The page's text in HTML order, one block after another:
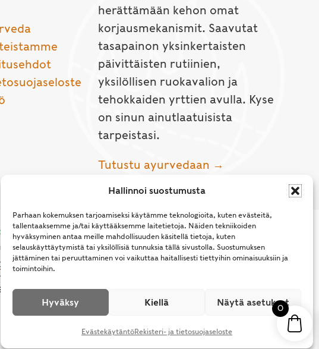
Hallinnoi suostumusta
Parhaan kokemuksen tarjoamiseksi käytämme teknologioita, kuten evästeitä,
tallentaaksemme ja/tai käyttääksemme laitetietoja. Näiden tekniikoiden
hyväksyminen antaa meille mahdollisuuden käsitellä tietoja, kuten
selauskäyttäytymistä tai yksilöllisiä tunnuksia tällä sivustolla. Suostumuksen
jättäminen tai peruuttaminen voi vaikuttaa haitallisesti tiettyihin ominaisuuksiin ja
toimintoihin.
Hyväksy Kiellä Näytä asetukset
EvästekäytäntöRekisteri- ja tietosuojaseloste
herättämään kehon omat
korjausmekanismit. Saavutat
tasapainon yksinkertaisten
päivittäisten rutiinien,
yksilöllisen ruokavalion ja
tehokkaiden yrttien avulla. Kyse
on sinun ainutlaatuisista
tarpeistasi.
Tutustu ayurvedaan →
All Rights Reserved.
0